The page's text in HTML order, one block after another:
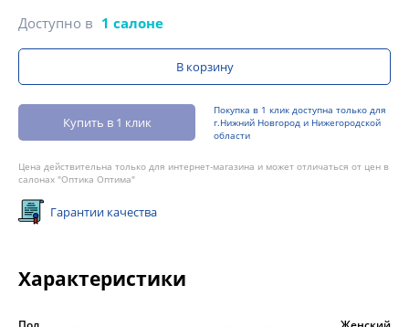
Доступно в 1 салоне
В корзину
Купить в 1 клик
Покупка в 1 клик доступна только для
г.Нижний Новгород и Нижегородской
области
Цена действительна только для интернет-магазина и может отличаться от цен в
салонах "Оптика Оптима"
Гарантии качества
Характеристики